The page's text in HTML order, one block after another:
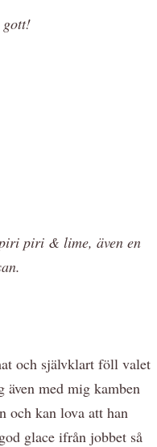
gott!
piri & lime, även en
och självklart föll valet
även med mig kamben
och kan lova att han
glace ifrån jobbet så